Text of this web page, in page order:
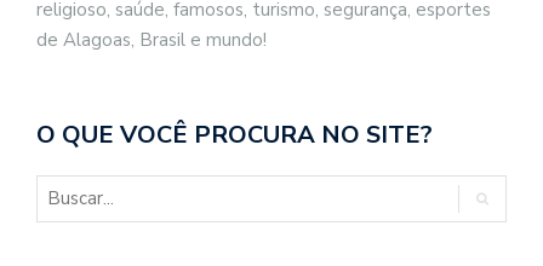
religioso, saúde, famosos, turismo, segurança, esportes
de Alagoas, Brasil e mundo!
O QUE VOCÊ PROCURA NO SITE?